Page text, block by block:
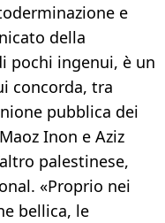
e
della
pochi ingenui, è un
concorda, tra
pubblica dei
Inon e Aziz
palestinese,
«Proprio nei
bellica, le